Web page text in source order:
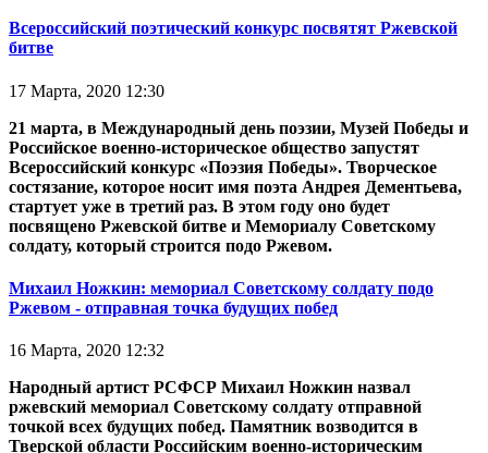
Всероссийский поэтический конкурс посвятят Ржевской
битве
17 Марта, 2020 12:30
21 марта, в Международный день поэзии, Музей Победы и
Российское военно-историческое общество запустят
Всероссийский конкурс «Поэзия Победы». Творческое
состязание, которое носит имя поэта Андрея Дементьева,
стартует уже в третий раз. В этом году оно будет
посвящено Ржевской битве и Мемориалу Советскому
солдату, который строится подо Ржевом.
Михаил Ножкин: мемориал Советскому солдату подо
Ржевом - отправная точка будущих побед
16 Марта, 2020 12:32
Народный артист РСФСР Михаил Ножкин назвал
ржевский мемориал Советскому солдату отправной
точкой всех будущих побед. Памятник возводится в
Тверской области Российским военно-историческим